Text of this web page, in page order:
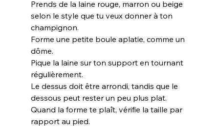
Prends de la laine rouge, marron ou beige
selon le style que tu veux donner à ton
champignon.
Forme une petite boule aplatie, comme un
dôme.
Pique la laine sur ton support en tournant
régulièrement.
Le dessus doit être arrondi, tandis que le
dessous peut rester un peu plus plat.
Quand la forme te plaît, vérifie la taille par
rapport au pied.